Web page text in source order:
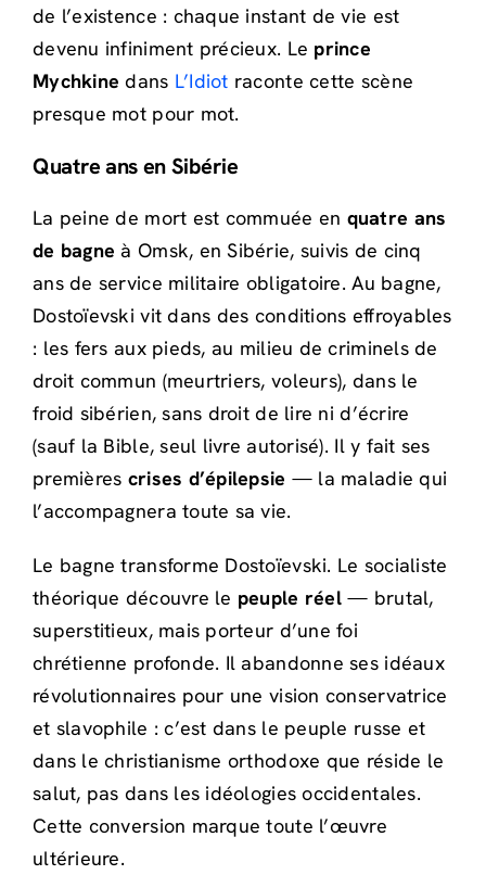
de l’existence : chaque instant de vie est
devenu infiniment précieux. Le prince
Mychkine dans L’Idiot raconte cette scène
presque mot pour mot.
Quatre ans en Sibérie
La peine de mort est commuée en quatre ans
de bagne à Omsk, en Sibérie, suivis de cinq
ans de service militaire obligatoire. Au bagne,
Dostoïevski vit dans des conditions effroyables
: les fers aux pieds, au milieu de criminels de
droit commun (meurtriers, voleurs), dans le
froid sibérien, sans droit de lire ni d’écrire
(sauf la Bible, seul livre autorisé). Il y fait ses
premières crises d’épilepsie — la maladie qui
l’accompagnera toute sa vie.
Le bagne transforme Dostoïevski. Le socialiste
théorique découvre le peuple réel— brutal,
superstitieux, mais porteur d’une foi
chrétienne profonde. Il abandonne ses idéaux
révolutionnaires pour une vision conservatrice
et slavophile : c’est dans le peuple russe et
dans le christianisme orthodoxe que réside le
salut, pas dans les idéologies occidentales.
Cette conversion marque toute l’œuvre
ultérieure.